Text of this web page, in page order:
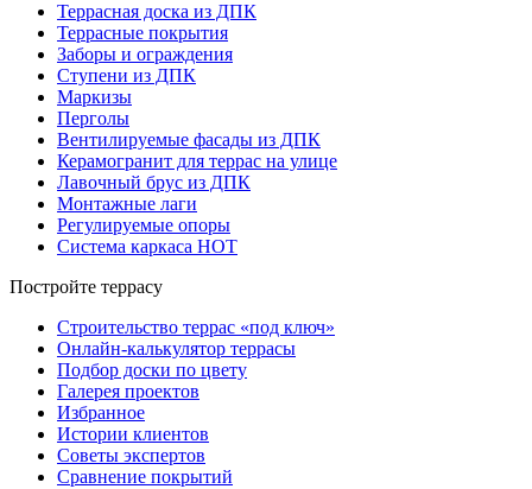
Террасная доска из ДПК
Террасные покрытия
Заборы и ограждения
Ступени из ДПК
Маркизы
Перголы
Вентилируемые фасады из ДПК
Керамогранит для террас на улице
Лавочный брус из ДПК
Монтажные лаги
Регулируемые опоры
Система каркаса НОТ
Постройте террасу
Строительство террас «под ключ»
Онлайн-калькулятор террасы
Подбор доски по цвету
Галерея проектов
Избранное
Истории клиентов
Советы экспертов
Сравнение покрытий